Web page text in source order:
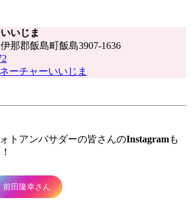
いじま
那郡飯島町飯島3907-1636
ーチャーいいじま
トアンバサダーの皆さんのInstagramも
前田隆幸さん